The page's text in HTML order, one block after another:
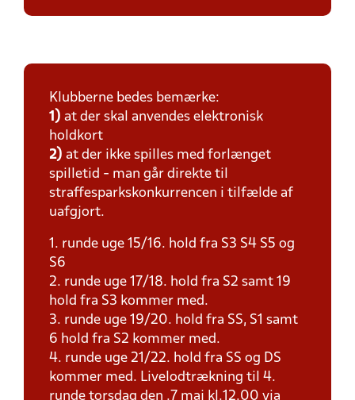
Klubberne bedes bemærke:
1) at der skal anvendes elektronisk
holdkort
2) at der ikke spilles med forlænget
spilletid - man går direkte til
straffesparkskonkurrencen i tilfælde af
uafgjort.
1. runde uge 15/16. hold fra S3 S4 S5 og
S6
2. runde uge 17/18. hold fra S2 samt 19
hold fra S3 kommer med.
3. runde uge 19/20. hold fra SS, S1 samt
6 hold fra S2 kommer med.
4. runde uge 21/22. hold fra SS og DS
kommer med. Livelodtrækning til 4.
runde torsdag den .7 maj kl.12.00 via